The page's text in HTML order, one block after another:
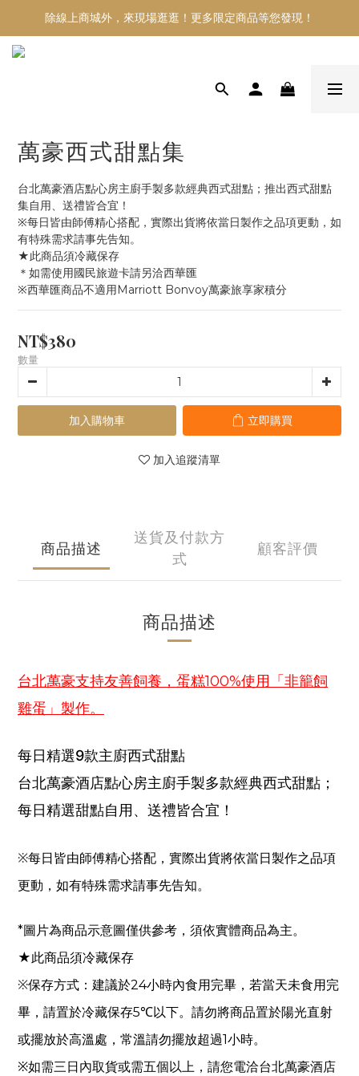
除線上商城外，來現場逛逛！更多限定商品等您發現！
萬豪西式甜點集
台北萬豪酒店點心房主廚手製多款經典西式甜點；推出西式甜點
集自用、送禮皆合宜！
※每日皆由師傅精心搭配，實際出貨將依當日製作之品項更動，如
有特殊需求請事先告知。
★此商品須冷藏保存
＊如需使用國民旅遊卡請另洽西華匯
※西華匯商品不適用Marriott Bonvoy萬豪旅享家積分
NT$380
數量
加入購物車 立即購買
加入追蹤清單
商品描述
送貨及付款方
式
顧客評價
商品描述
台北萬豪支持友善飼養，蛋糕100%使用「非籠飼
雞蛋」製作。
每日精選9款主廚西式甜點
台北萬豪酒店點心房主廚手製多款經典西式甜點；
每日精選甜點自用、送禮皆合宜！
※每日皆由師傅精心搭配，實際出貨將依當日製作之品項
更動，如有特殊需求請事先告知。
*圖片為商品示意圖僅供參考，須依實體商品為主。
★此商品須冷藏保存
※保存方式： 建議於24小時內食用完畢， 若當天未食用完
畢，請置於冷藏保存5℃以下。請勿將商品置於陽光直射
或擺放於高溫處，常溫請勿擺放超過1小時。
※如需三日內取貨或需五個以上，請您電洽台北萬豪酒店